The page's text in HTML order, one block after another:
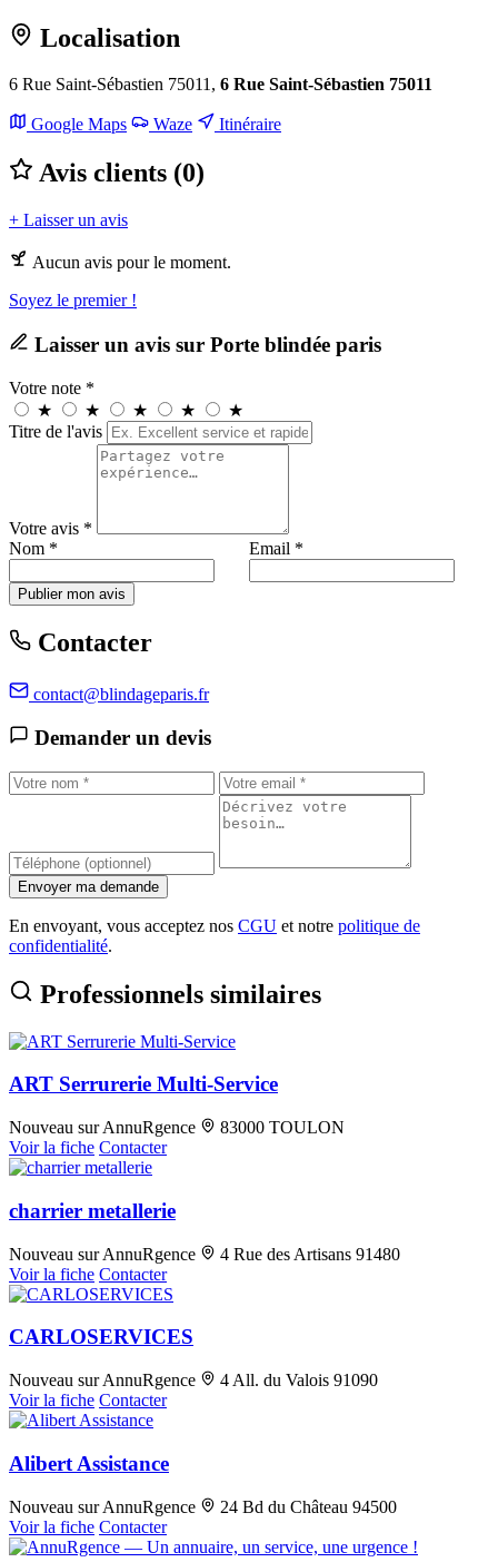
Localisation
6 Rue Saint-Sébastien 75011, 6 Rue Saint-Sébastien 75011
−
Google Maps
Waze Itinéraire
Avis clients (0)
+ Laisser un avis
Aucun avis pour le moment.
Soyez le premier !
Laisser un avis sur Porte blindée paris
Votre note *
★
★ ★ ★
★
Titre de l'avis
Votre avis *
Nom *
Email *
Publier mon avis
Contacter
contact@blindageparis.fr
Demander un devis
Envoyer ma demande
En envoyant, vous acceptez nos CGU et notre politique de
confidentialité.
Professionnels similaires
ART Serrurerie Multi-Service
Nouveau sur AnnuRgence
83000 TOULON
Voir la fiche Contacter
charrier metallerie
Nouveau sur AnnuRgence
4 Rue des Artisans 91480
Voir la fiche Contacter
CARLOSERVICES
Nouveau sur AnnuRgence
4 All. du Valois 91090
Voir la fiche Contacter
Alibert Assistance
Nouveau sur AnnuRgence
24 Bd du Château 94500
Voir la fiche Contacter